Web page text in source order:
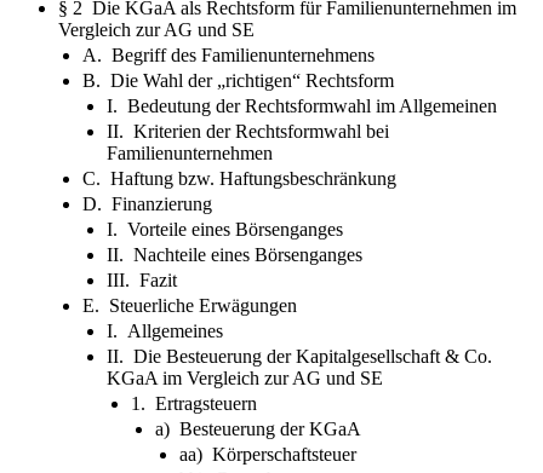
§ 2 Die KGaA als Rechtsform für Familienunternehmen im
Vergleich zur AG und SE
A. Begriff des Familienunternehmens
B. Die Wahl der „richtigen“ Rechtsform
I. Bedeutung der Rechtsformwahl im Allgemeinen
II. Kriterien der Rechtsformwahl bei
Familienunternehmen
C. Haftung bzw. Haftungsbeschränkung
D. Finanzierung
I. Vorteile eines Börsenganges
II. Nachteile eines Börsenganges
III. Fazit
E. Steuerliche Erwägungen
I. Allgemeines
II. Die Besteuerung der Kapitalgesellschaft & Co.
KGaA im Vergleich zur AG und SE
1. Ertragsteuern
a) Besteuerung der KGaA
aa) Körperschaftsteuer